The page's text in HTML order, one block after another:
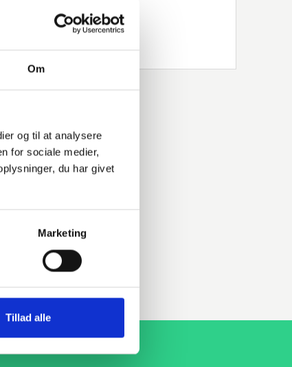
Om
og til at analysere
for sociale medier,
du har givet
Marketing
Tillad alle